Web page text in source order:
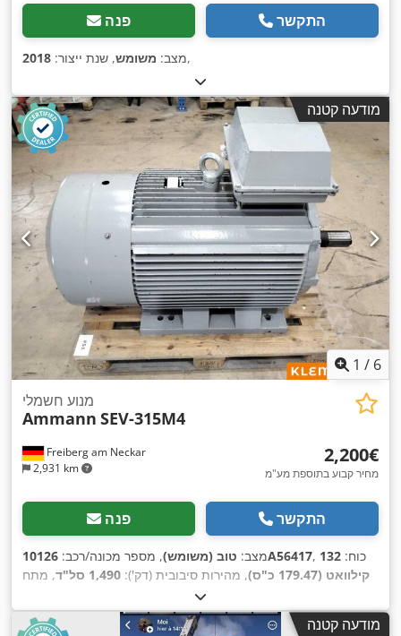
פנה התקשר
מצב: משומש, שנת ייצור: 2018 ,
מודעה קטנה
1 / 6
Freiberg am Neckar
2,931 km
מנוע חשמלי
Ammann SEV-315M4
‏2,200 ‏€
מחיר קבוע בתוספת מע"מ
פנה התקשר
מצב: טוב (משומש), מספר מכונה/רכב: 10126A56417 , כוח: 132
קילוואט (179.47 כ"ס)
, מהירות סיבובית (דק'): 1,490 סל"ד
, מתח
, אורך
כולל:1,200 מ"מ , רוחב כולל:800 מ"מ , גובה כולל:1,100 מ"מ ,
מודעה קטנה